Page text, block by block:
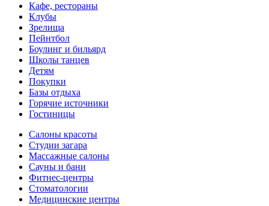
Кафе, рестораны
Клубы
Зрелища
Пейнтбол
Боулинг и бильярд
Школы танцев
Детям
Покупки
Базы отдыха
Горячие источники
Гостиницы
Салоны красоты
Студии загара
Массажные салоны
Сауны и бани
Фитнес-центры
Стоматологии
Медицинские центры